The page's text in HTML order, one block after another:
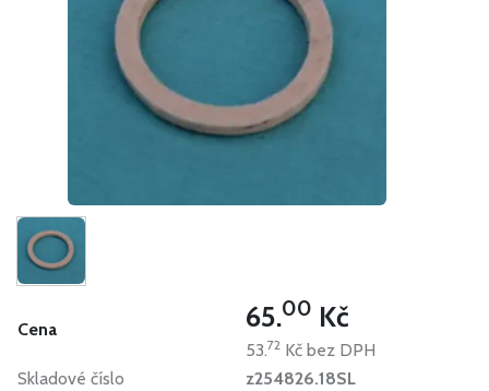
Cena 65.00 Kč
53.72 Kč bez DPH
Skladové číslo
z254826.18SL